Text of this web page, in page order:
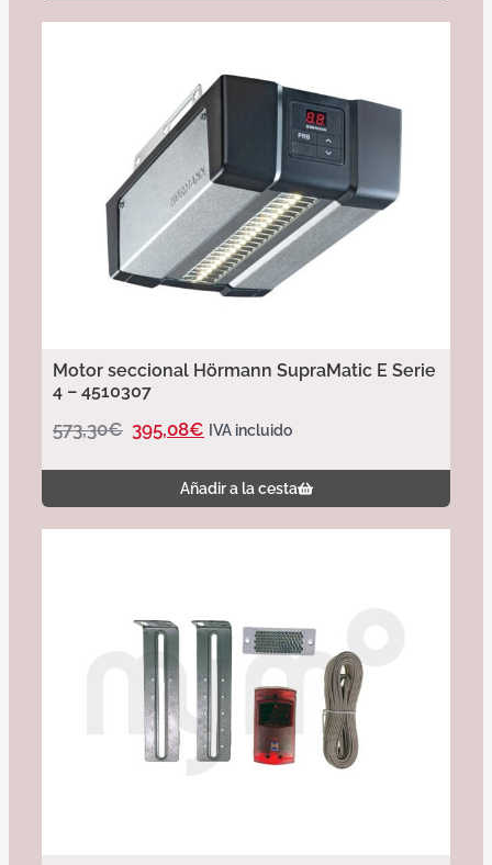
Motor seccional Hörmann SupraMatic E Serie
4 – 4510307
573,30€ 395,08€ IVA incluido
Añadir a la cesta